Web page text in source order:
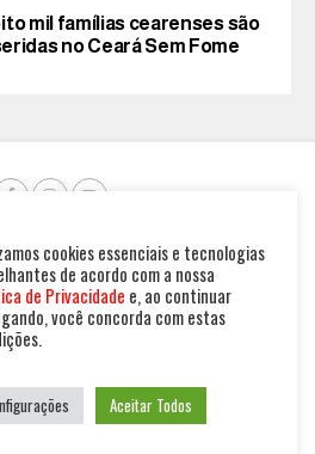
mil famílias cearenses são
no Ceará Sem Fome
direitos reservados. PIRAMBU NEWS
| CNPJ: 47.694.733/0001-37 R GUILHERME
cookies essenciais e tecnologias
de acordo com a nossa
de Privacidade e, ao continuar
você concorda com estas
Aceitar Todos